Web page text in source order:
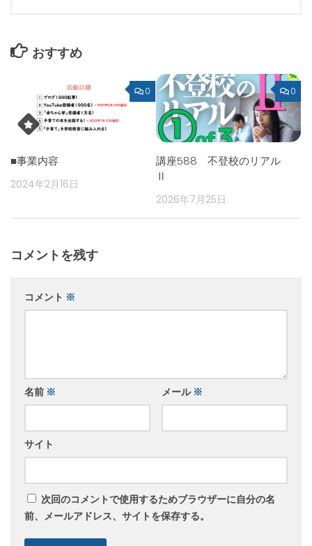
おすすめ
0
■事業内容
2024年2月16日
0
講座588 不登校のリアル
Ⅱ
2026年7月25日
コメントを残す
コメント ※
名前 ※ メール ※
サイト
次回のコメントで使用するためブラウザーに自分の名
前、メールアドレス、サイトを保存する。